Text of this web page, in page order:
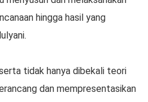
hingga hasil yang
tidak hanya dibekali teori
dan mempresentasikan